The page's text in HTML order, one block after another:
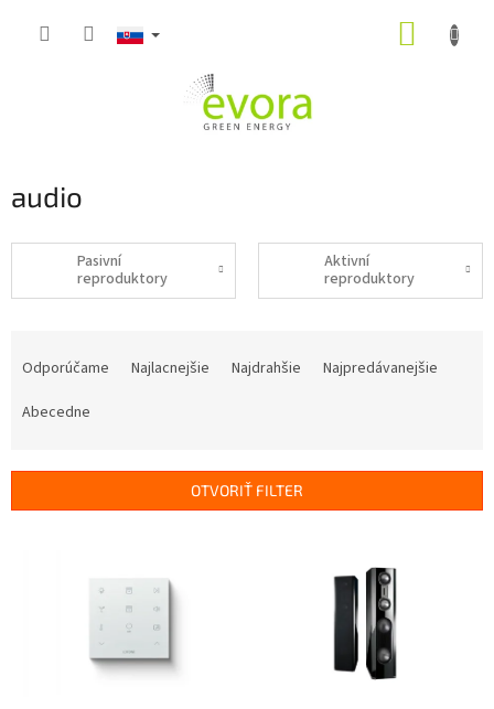
audio
Pasivní
reproduktory
Aktivní
reproduktory
p
Odporúčame Najlacnejšie Najdrahšie
Najpredávanejšie
Abecedne
OTVORIŤ FILTER